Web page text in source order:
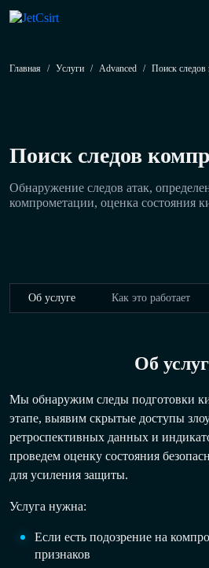
Главная / Услуги / Advanced / Поиск следов
Поиск следов
Обнаружение следов атак,
компрометации, оценка состояния
Об услуге Как это работает
Об
Мы обнаружим следы подготовки
этапе, выявим скрытые доступы
ретроспективных данных и
проведем оценку состояния
для усиления защиты.
Услуга нужна:
Если есть подозрение на
признаков